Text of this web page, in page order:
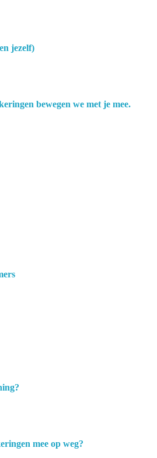
jezelf)
bewegen we met je mee.
mee op weg?